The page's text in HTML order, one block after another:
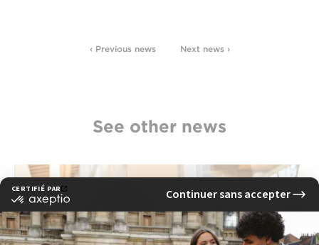
‹ Previous news Next news ›
See other news